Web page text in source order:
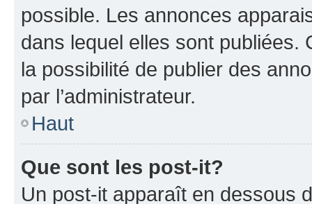
possible. Les annonces
dans lequel elles sont publiées.
la possibilité de publier des
par l’administrateur.
Haut
Que sont les post-it?
Un post-it apparaît en dessous